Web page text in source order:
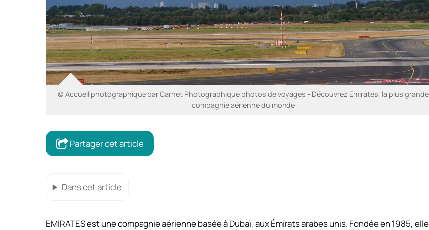
© Accueil photographique par Carnet Photographique photos de voyages - Découvrez Emirates, la plus grande
compagnie aérienne du monde
Partager cet article
Dans cet article
EMIRATES est une compagnie aérienne basée à Dubaï, aux Émirats arabes unis. Fondée en 1985, elle